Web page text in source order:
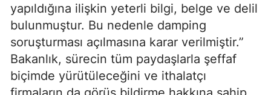
yapıldığına ilişkin yeterli bilgi, belge ve delil
bulunmuştur. Bu nedenle damping
soruşturması açılmasına karar verilmiştir.”
Bakanlık, sürecin tüm paydaşlarla şeffaf
biçimde yürütüleceğini ve ithalatçı